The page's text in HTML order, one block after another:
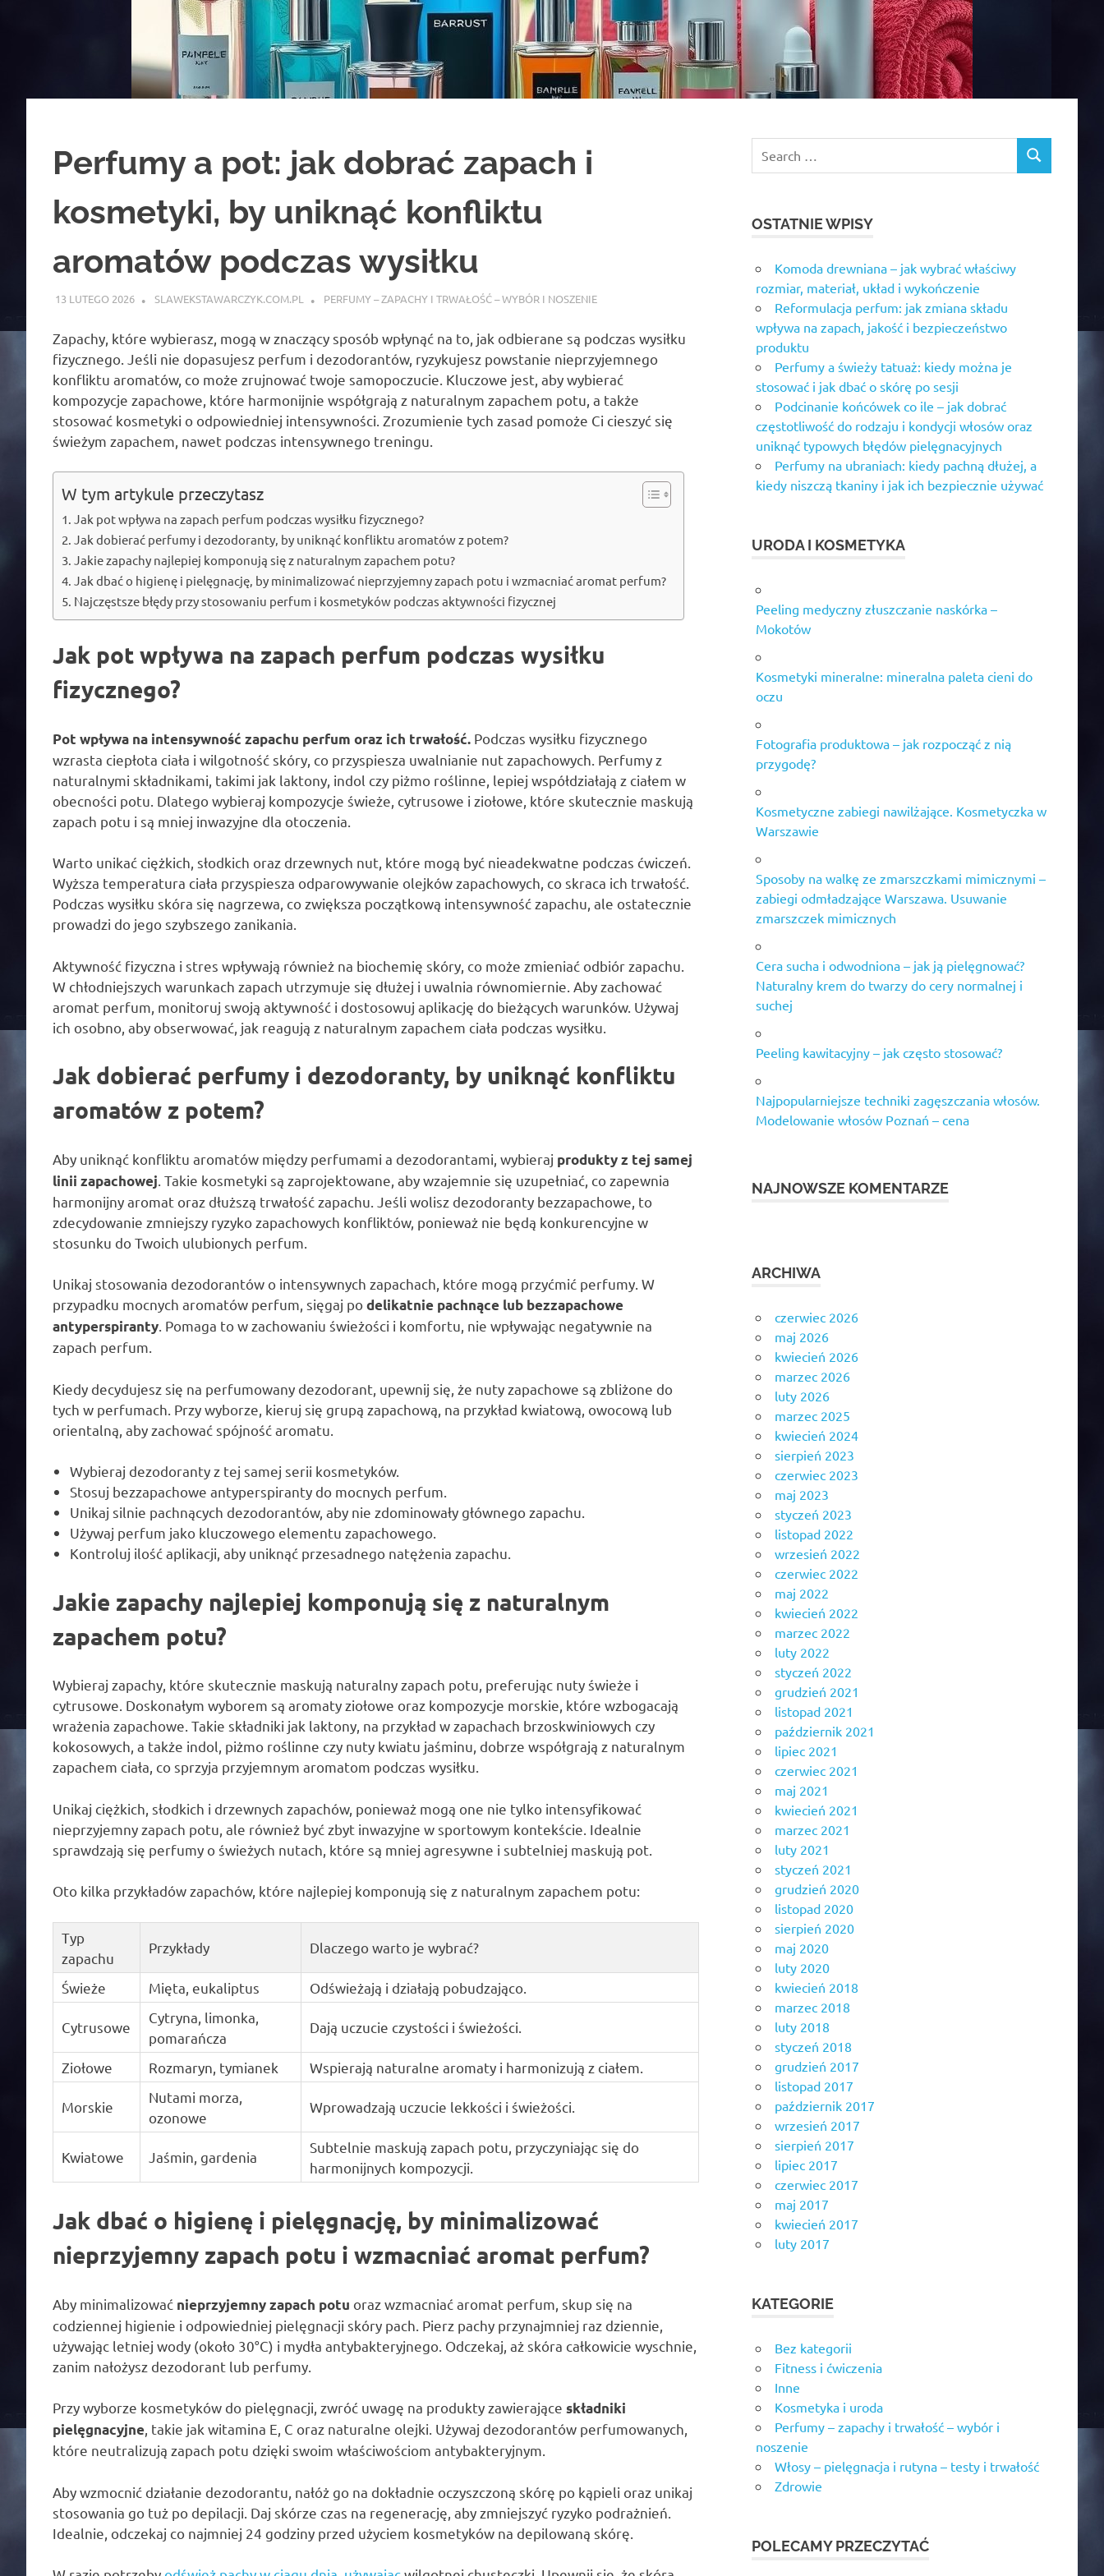
Perfumy a pot: jak dobrać zapach i
kosmetyki, by uniknąć konfliktu
aromatów podczas wysiłku
13 LUTEGO 2026 SLAWEKSTAWARCZYK.COM.PL PERFUMY – ZAPACHY I TRWAŁOŚĆ – WYBÓR I NOSZENIE
Zapachy, które wybierasz, mogą w znaczący sposób wpłynąć na to, jak odbierane są podczas wysiłku
fizycznego. Jeśli nie dopasujesz perfum i dezodorantów, ryzykujesz powstanie nieprzyjemnego
konfliktu aromatów, co może zrujnować twoje samopoczucie. Kluczowe jest, aby wybierać
kompozycje zapachowe, które harmonijnie współgrają z naturalnym zapachem potu, a także
stosować kosmetyki o odpowiedniej intensywności. Zrozumienie tych zasad pomoże Ci cieszyć się
świeżym zapachem, nawet podczas intensywnego treningu.
W tym artykule przeczytasz
Jak pot wpływa na zapach perfum podczas wysiłku fizycznego?
Jak dobierać perfumy i dezodoranty, by uniknąć konfliktu aromatów z potem?
Jakie zapachy najlepiej komponują się z naturalnym zapachem potu?
Jak dbać o higienę i pielęgnację, by minimalizować nieprzyjemny zapach potu i wzmacniać aromat perfum?
Najczęstsze błędy przy stosowaniu perfum i kosmetyków podczas aktywności fizycznej
Jak pot wpływa na zapach perfum podczas wysiłku
fizycznego?
Pot wpływa na intensywność zapachu perfum oraz ich trwałość. Podczas wysiłku fizycznego
wzrasta ciepłota ciała i wilgotność skóry, co przyspiesza uwalnianie nut zapachowych. Perfumy z
naturalnymi składnikami, takimi jak laktony, indol czy piżmo roślinne, lepiej współdziałają z ciałem w
obecności potu. Dlatego wybieraj kompozycje świeże, cytrusowe i ziołowe, które skutecznie maskują
zapach potu i są mniej inwazyjne dla otoczenia.
Warto unikać ciężkich, słodkich oraz drzewnych nut, które mogą być nieadekwatne podczas ćwiczeń.
Wyższa temperatura ciała przyspiesza odparowywanie olejków zapachowych, co skraca ich trwałość.
Podczas wysiłku skóra się nagrzewa, co zwiększa początkową intensywność zapachu, ale ostatecznie
prowadzi do jego szybszego zanikania.
Aktywność fizyczna i stres wpływają również na biochemię skóry, co może zmieniać odbiór zapachu.
W chłodniejszych warunkach zapach utrzymuje się dłużej i uwalnia równomiernie. Aby zachować
aromat perfum, monitoruj swoją aktywność i dostosowuj aplikację do bieżących warunków. Używaj
ich osobno, aby obserwować, jak reagują z naturalnym zapachem ciała podczas wysiłku.
Jak dobierać perfumy i dezodoranty, by uniknąć konfliktu
aromatów z potem?
Aby uniknąć konfliktu aromatów między perfumami a dezodorantami, wybieraj produkty z tej samej
linii zapachowej . Takie kosmetyki są zaprojektowane, aby wzajemnie się uzupełniać, co zapewnia
harmonijny aromat oraz dłuższą trwałość zapachu. Jeśli wolisz dezodoranty bezzapachowe, to
zdecydowanie zmniejszy ryzyko zapachowych konfliktów, ponieważ nie będą konkurencyjne w
stosunku do Twoich ulubionych perfum.
Unikaj stosowania dezodorantów o intensywnych zapachach, które mogą przyćmić perfumy. W
przypadku mocnych aromatów perfum, sięgaj podelikatnie pachnące lub bezzapachowe
antyperspiranty. Pomaga to w zachowaniu świeżości i komfortu, nie wpływając negatywnie na
zapach perfum.
Kiedy decydujesz się na perfumowany dezodorant, upewnij się, że nuty zapachowe są zbliżone do
tych w perfumach. Przy wyborze, kieruj się grupą zapachową, na przykład kwiatową, owocową lub
orientalną, aby zachować spójność aromatu.
Wybieraj dezodoranty z tej samej serii kosmetyków.
Stosuj bezzapachowe antyperspiranty do mocnych perfum.
Unikaj silnie pachnących dezodorantów, aby nie zdominowały głównego zapachu.
Używaj perfum jako kluczowego elementu zapachowego.
Kontroluj ilość aplikacji, aby uniknąć przesadnego natężenia zapachu.
Jakie zapachy najlepiej komponują się z naturalnym
zapachem potu?
Wybieraj zapachy, które skutecznie maskują naturalny zapach potu, preferując nuty świeże i
cytrusowe. Doskonałym wyborem są aromaty ziołowe oraz kompozycje morskie, które wzbogacają
wrażenia zapachowe. Takie składniki jak laktony, na przykład w zapachach brzoskwiniowych czy
kokosowych, a także indol, piżmo roślinne czy nuty kwiatu jaśminu, dobrze współgrają z naturalnym
zapachem ciała, co sprzyja przyjemnym aromatom podczas wysiłku.
Unikaj ciężkich, słodkich i drzewnych zapachów, ponieważ mogą one nie tylko intensyfikować
nieprzyjemny zapach potu, ale również być zbyt inwazyjne w sportowym kontekście. Idealnie
sprawdzają się perfumy o świeżych nutach, które są mniej agresywne i subtelniej maskują pot.
Oto kilka przykładów zapachów, które najlepiej komponują się z naturalnym zapachem potu:
Typ
zapachu
Przykłady Dlaczego warto je wybrać?
Świeże Mięta, eukaliptus Odświeżają i działają pobudzająco.
Cytrusowe
Cytryna, limonka,
pomarańcza
Dają uczucie czystości i świeżości.
Ziołowe Rozmaryn, tymianek Wspierają naturalne aromaty i harmonizują z ciałem.
Morskie
Nutami morza,
ozonowe
Wprowadzają uczucie lekkości i świeżości.
Kwiatowe Jaśmin, gardenia
Subtelnie maskują zapach potu, przyczyniając się do
harmonijnych kompozycji.
Jak dbać o higienę i pielęgnację, by minimalizować
nieprzyjemny zapach potu i wzmacniać aromat perfum?
Aby minimalizować nieprzyjemny zapach potu oraz wzmacniać aromat perfum, skup się na
codziennej higienie i odpowiedniej pielęgnacji skóry pach. Pierz pachy przynajmniej raz dziennie,
używając letniej wody (około 30°C) i mydła antybakteryjnego. Odczekaj, aż skóra całkowicie wyschnie,
zanim nałożysz dezodorant lub perfumy.
Przy wyborze kosmetyków do pielęgnacji, zwróć uwagę na produkty zawierające składniki
pielęgnacyjne, takie jak witamina E, C oraz naturalne olejki. Używaj dezodorantów perfumowanych,
które neutralizują zapach potu dzięki swoim właściwościom antybakteryjnym.
Aby wzmocnić działanie dezodorantu, nałóż go na dokładnie oczyszczoną skórę po kąpieli oraz unikaj
stosowania go tuż po depilacji. Daj skórze czas na regenerację, aby zmniejszyć ryzyko podrażnień.
Idealnie, odczekaj co najmniej 24 godziny przed użyciem kosmetyków na depilowaną skórę.
OSTATNIE WPISY
Komoda drewniana – jak wybrać właściwy
rozmiar, materiał, układ i wykończenie
Reformulacja perfum: jak zmiana składu
wpływa na zapach, jakość i bezpieczeństwo
produktu
Perfumy a świeży tatuaż: kiedy można je
stosować i jak dbać o skórę po sesji
Podcinanie końcówek co ile – jak dobrać
częstotliwość do rodzaju i kondycji włosów oraz
uniknąć typowych błędów pielęgnacyjnych
Perfumy na ubraniach: kiedy pachną dłużej, a
kiedy niszczą tkaniny i jak ich bezpiecznie używać
URODA I KOSMETYKA
Peeling medyczny złuszczanie naskórka –
Mokotów
Kosmetyki mineralne: mineralna paleta cieni do
oczu
Fotografia produktowa – jak rozpocząć z nią
przygodę?
Kosmetyczne zabiegi nawilżające. Kosmetyczka w
Warszawie
Sposoby na walkę ze zmarszczkami mimicznymi –
zabiegi odmładzające Warszawa. Usuwanie
zmarszczek mimicznych
Cera sucha i odwodniona – jak ją pielęgnować?
Naturalny krem do twarzy do cery normalnej i
suchej
Peeling kawitacyjny – jak często stosować?
Najpopularniejsze techniki zagęszczania włosów.
Modelowanie włosów Poznań – cena
NAJNOWSZE KOMENTARZE
ARCHIWA
czerwiec 2026
maj 2026
kwiecień 2026
marzec 2026
luty 2026
marzec 2025
kwiecień 2024
sierpień 2023
czerwiec 2023
maj 2023
styczeń 2023
listopad 2022
wrzesień 2022
czerwiec 2022
maj 2022
kwiecień 2022
marzec 2022
luty 2022
styczeń 2022
grudzień 2021
listopad 2021
październik 2021
lipiec 2021
czerwiec 2021
maj 2021
kwiecień 2021
marzec 2021
luty 2021
styczeń 2021
grudzień 2020
listopad 2020
sierpień 2020
maj 2020
luty 2020
kwiecień 2018
marzec 2018
luty 2018
styczeń 2018
grudzień 2017
listopad 2017
październik 2017
wrzesień 2017
sierpień 2017
lipiec 2017
czerwiec 2017
maj 2017
kwiecień 2017
luty 2017
KATEGORIE
Bez kategorii
Fitness i ćwiczenia
Inne
Kosmetyka i uroda
Perfumy – zapachy i trwałość – wybór i
noszenie
Włosy – pielęgnacja i rutyna – testy i trwałość
Zdrowie
POLECAMY PRZECZYTAĆ